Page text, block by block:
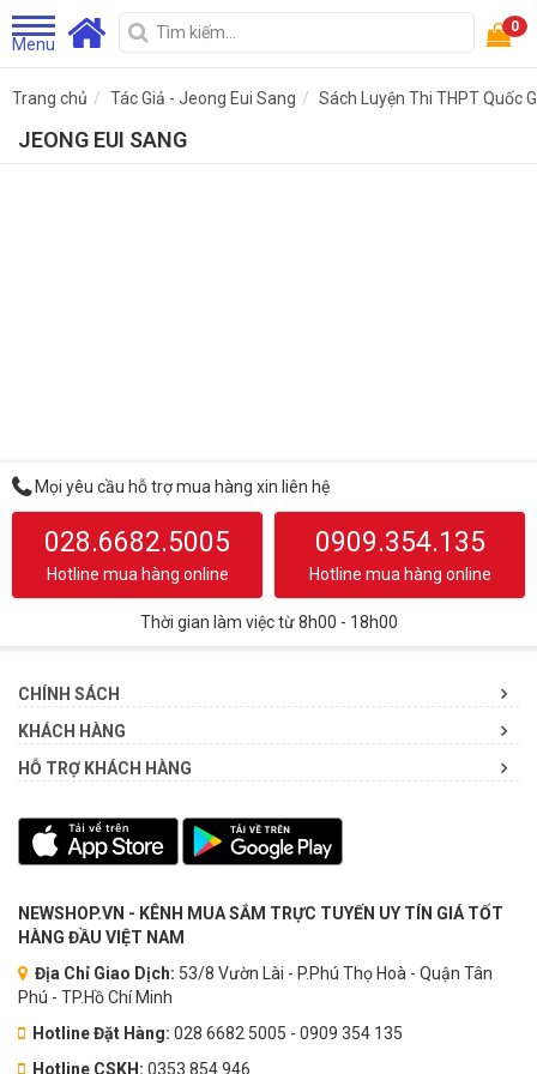
Menu
0
Trang chủ Tác Giả - Jeong Eui Sang Sách Luyện Thi THPT Quốc
JEONG EUI SANG
Mọi yêu cầu hỗ trợ mua hàng xin liên hệ
028.6682.5005
Hotline mua hàng online
0909.354.135
Hotline mua hàng online
Thời gian làm việc từ 8h00 - 18h00
CHÍNH SÁCH
KHÁCH HÀNG
HỖ TRỢ KHÁCH HÀNG
NEWSHOP.VN - KÊNH MUA SẮM TRỰC TUYẾN UY TÍN GIÁ TỐT
HÀNG ĐẦU VIỆT NAM
Địa Chỉ Giao Dịch: 53/8 Vườn Lài - P.Phú Thọ Hoà - Quận Tân
Phú - TP.Hồ Chí Minh
Hotline Đặt Hàng: 028 6682 5005 - 0909 354 135
Hotline CSKH: 0353.854.946